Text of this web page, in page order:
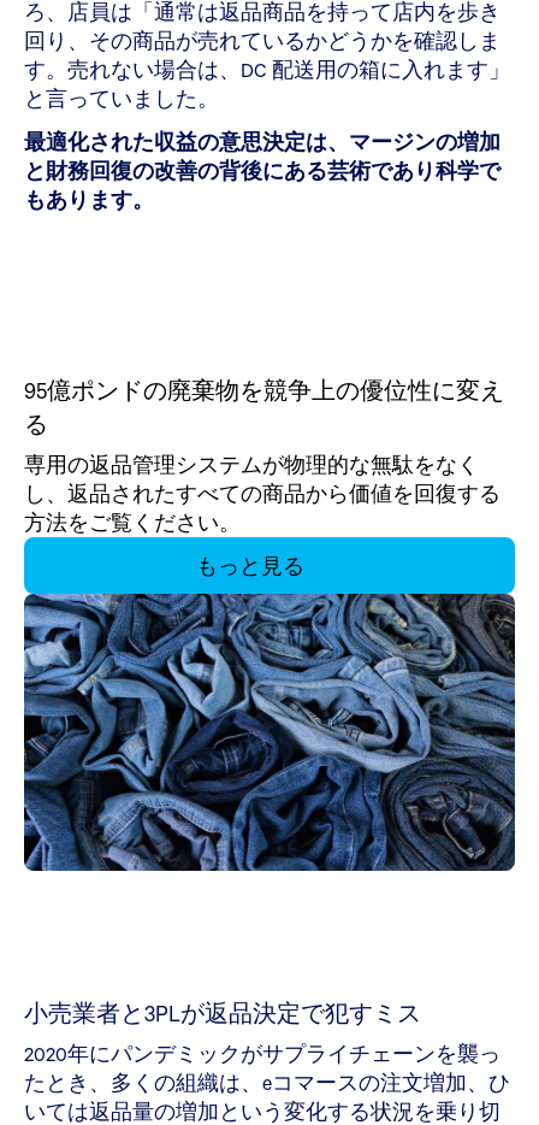
ろ、店員は「通常は返品商品を持って店内を歩き
回り、その商品が売れているかどうかを確認しま
す。売れない場合は、DC 配送用の箱に入れます」
と言っていました。
最適化された収益の意思決定は、マージンの増加
と財務回復の改善の背後にある芸術であり科学で
もあります。
95億ポンドの廃棄物を競争上の優位性に変え
る
専用の返品管理システムが物理的な無駄をなく
し、返品されたすべての商品から価値を回復する
方法をご覧ください。
もっと見る
小売業者と3PLが返品決定で犯すミス
2020年にパンデミックがサプライチェーンを襲っ
たとき、多くの組織は、eコマースの注文増加、ひ
いては返品量の増加という変化する状況を乗り切